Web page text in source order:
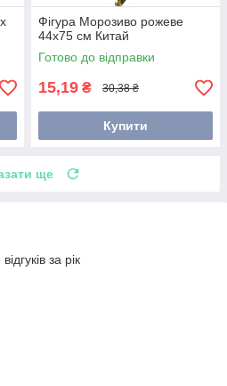
Фігура Морозиво рожеве
44х75 см Китай
Готово до відправки
15,19 ₴ 30,38 ₴
Купити
ще
за рік